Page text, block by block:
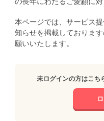
本ページでは、サービス
知らせを掲載しておりま
願いいたします。
未ログインの方はこち